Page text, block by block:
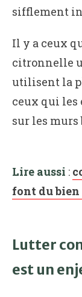
sifflement
Il y a ceux
citronnelle
utilisent la
ceux qui les
sur les murs
Lire aussi :
font du
Lutter
est un